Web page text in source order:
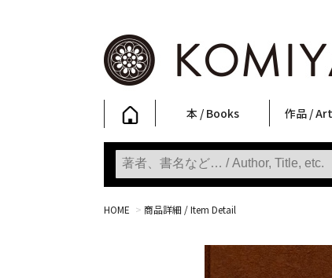
本 / Books
写真集
Photobooks
ファッション
Fashion
アート / 美術
Art
文学・人文
Literature & Humanities
日本文化
Japanese Culture
新刊
New Books
SALE
SALE
作品 /
フォトグ
Photography
ポスター
Posters
ストリー
Street Art
立体・そ
Sculptures /
アートワ
Art Works
Primary
KOMIYAMA
版画
Prints
HOME > 商品詳細 / Item Detail